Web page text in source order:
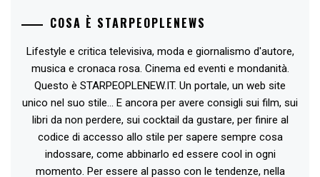
COSA È STARPEOPLENEWS
Lifestyle e critica televisiva, moda e giornalismo d'autore,
musica e cronaca rosa. Cinema ed eventi e mondanità.
Questo è STARPEOPLENEW.IT. Un portale, un web site
unico nel suo stile... E ancora per avere consigli sui film, sui
libri da non perdere, sui cocktail da gustare, per finire al
codice di accesso allo stile per sapere sempre cosa
indossare, come abbinarlo ed essere cool in ogni
momento. Per essere al passo con le tendenze, nella